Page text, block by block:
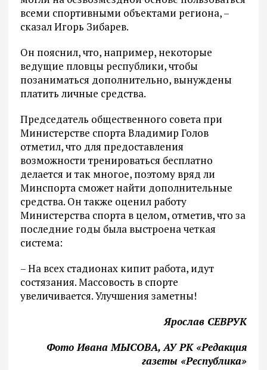
всеми спортивными объектами региона, –
сказал Игорь Зибарев.
Он пояснил, что, например, некоторые
ведущие пловцы республики, чтобы
позаниматься дополнительно, вынуждены
платить личные средства.
Председатель общественного совета при
Министерстве спорта Владимир Голов
отметил, что для предоставления
возможности тренироваться бесплатно
делается и так многое, поэтому вряд ли
Минспорта сможет найти дополнительные
средства. Он также оценил работу
Министерства спорта в целом, отметив, что за
последние годы была выстроена четкая
система:
– На всех стадионах кипит работа, идут
состязания. Массовость в спорте
увеличивается. Улучшения заметны!
Ярослав СЕВРУК
Фото Ивана МЫСОВА, АУ РК «Редакция
газеты «Республика»